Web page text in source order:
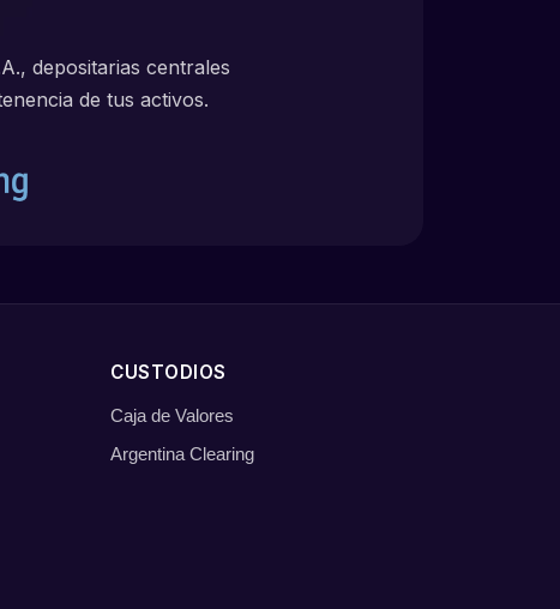
depositarias centrales
de tus activos.
CUSTODIOS
Caja de Valores
Argentina Clearing